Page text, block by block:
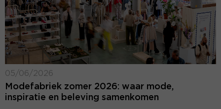
05/06/2026
Modefabriek zomer 2026: waar mode,
inspiratie en beleving samenkomen